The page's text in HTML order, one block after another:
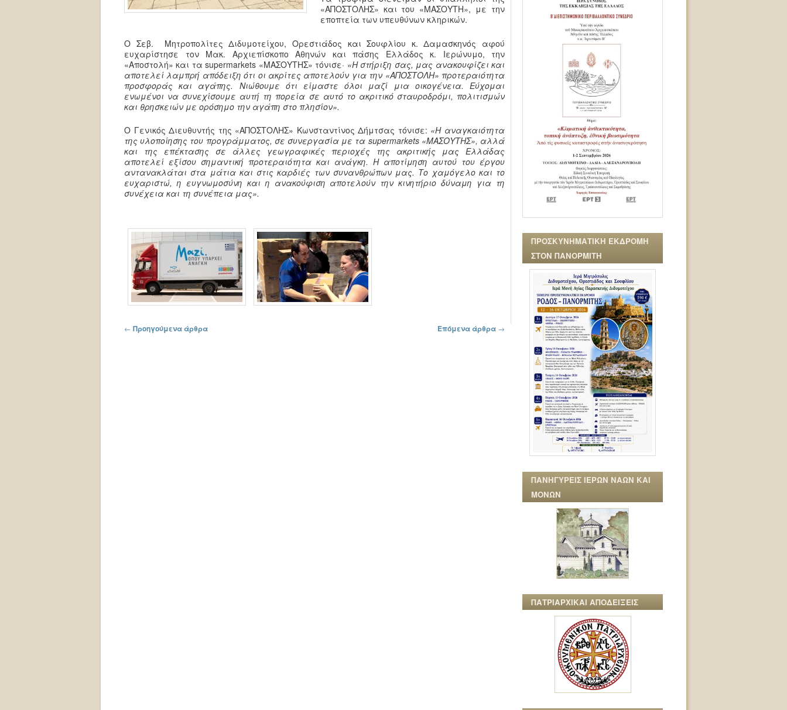
«ΑΠΟΣΤΟΛΗΣ» και του «ΜΑΣΟΥΤΗ», με την
εποπτεία των υπευθύνων κληρικών.
Ο Σεβ. Μητροπολίτες Διδυμοτείχου, Ορεστιάδος και Σουφλίου κ. Δαμασκηνός αφού
ευχαρίστησε τον Μακ. Αρχιεπίσκοπο Αθηνών και πάσης Ελλάδος κ. Ιερώνυμο, την
«Αποστολή» και τα supermarkets «ΜΑΣΟΥΤΗΣ» τόνισε· «Η στήριξη σας, μας ανακουφίζει και
αποτελεί λαμπρή απόδειξη ότι οι ακρίτες αποτελούν για την «ΑΠΟΣΤΟΛΗ» προτεραιότητα
προσφοράς και αγάπης. Νιώθουμε ότι είμαστε όλοι μαζί μια οικογένεια. Εύχομαι
ενωμένοι να συνεχίσουμε αυτή τη πορεία σε αυτό το ακριτικό σταυροδρόμι, πολιτισμών
και θρησκειών με ορόσημο την αγάπη στο πλησίον».
Ο Γενικός Διευθυντής της «ΑΠΟΣΤΟΛΗΣ» Κωνσταντίνος Δήμτσας τόνισε: «Η αναγκαιότητα
της υλοποίησης του προγράμματος, σε συνεργασία με τα supermarkets «ΜΑΣΟΥΤΗΣ», αλλά
και της επέκτασης σε άλλες γεωγραφικές περιοχές της ακριτικής μας Ελλάδας
αποτελεί εξίσου σημαντική προτεραιότητα και ανάγκη. Η αποτίμηση αυτού του έργου
αντανακλάται στα μάτια και στις καρδιές των συνανθρώπων μας. Το χαμόγελο και το
ευχαριστώ, η ευγνωμοσύνη και η ανακούφιση αποτελούν την κινητήριο δύναμη για τη
συνέχεια και τη συνέπεια μας».
Πλοήγηση στα άρθρα
← Προηγούμενα άρθρα Επόμενα άρθρα →
ΠΡΟΣΚΥΝΗΜΑΤΙΚΗ ΕΚΔΡΟΜΗ
ΣΤΟΝ ΠΑΝΟΡΜΙΤΗ
ΠΑΝΗΓΥΡΕΙΣ ΙΕΡΩΝ ΝΑΩΝ ΚΑΙ
ΜΟΝΩΝ
ΠΑΤΡΙΑΡΧΙΚΑΙ ΑΠΟΔΕΙΞΕΙΣ